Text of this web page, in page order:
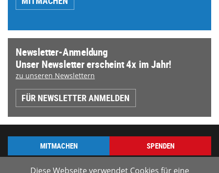
Diese Webseite verwendet Cookies für eine
Newsletter-Anmeldung
Unser Newsletter erscheint 4x im Jahr!
zu unseren Newslettern
FÜR NEWSLETTER ANMELDEN
MITMACHEN SPENDEN